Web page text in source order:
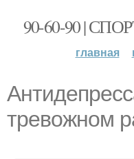
90-60-90 |
главная
тревожном